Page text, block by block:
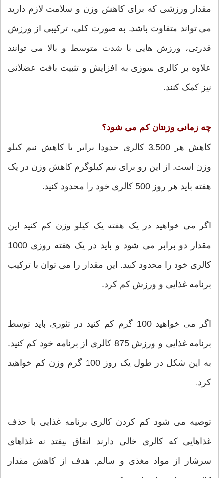
مقدار ورزشی که برای کاهش وزن و سلامت لازم دارید
می تواند متفاوت باشد. به صورت کلی، ترکیبی از ورزش
قدرتی، ورزش هایی با شدت متوسط و بالا می توانند
علاوه بر کالری سوزی به افزایش و تثبیت بافت عضلانی
نیز کمک کنند.
چه زمانی وزنتان کم می شود؟
کاهش هر 3.500 کالری حدودا برابر با کاهش نیم کیلو
وزن است. از این رو برای نیم کیلوگرم کاهش وزن در یک
هفته باید هر روز 500 کالری خود را محدود کنید.
اگر می خواهید در یک هفته یک کیلو وزن کم کنید این
مقدار دو برابر می شود و باید در یک هفته روزی 1000
کالری خود را محدود کنید. این مقدار را می توان با ترکیب
برنامه غذایی و ورزش کم کرد.
اگر می خواهید 100 گرم کم کنید در تئوری باید توسط
برنامه غذایی و ورزش 875 کالری از برنامه خود کم کنید.
به این شکل در طول یک روز 100 گرم وزن کم خواهید
کرد.
توصیه می شود کم کردن کالری برنامه غذایی با حذف
غذاهایی که کالری خالی دارند اتفاق بیفتد نه غذاهای
سرشار از مواد مغذی و سالم. هدف از کاهش مقدار